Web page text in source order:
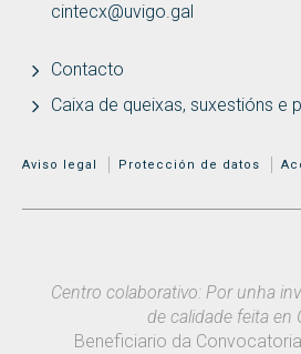
cintecx@uvigo.gal
Contacto
Caixa de queixas, suxestións e
MENÚ ADICIONAL
Aviso legal Protección de datos
Centro colaborativo: Por unha
de calidade feita en
Beneficiario da